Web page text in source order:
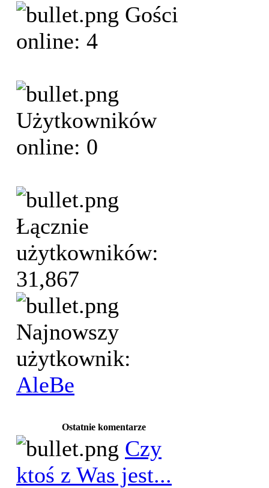
Gości
online: 4
Użytkowników
online: 0
Łącznie
użytkowników:
31,867
Najnowszy
użytkownik:
AleBe
Ostatnie komentarze
Czy
ktoś z Was jest...